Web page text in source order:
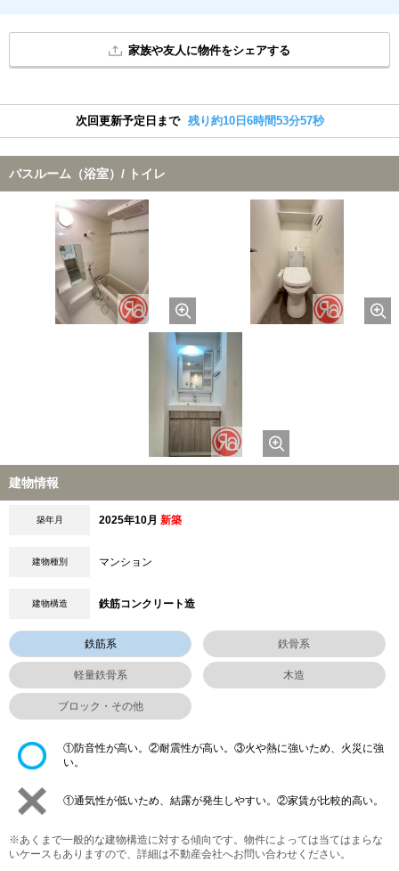
家族や友人に物件をシェアする
次回更新予定日まで 残り約10日6時間53分56秒
バスルーム（浴室）/ トイレ
建物情報
築年月 2025年10月 新築
建物種別 マンション
建物構造 鉄筋コンクリート造
鉄筋系 鉄骨系
軽量鉄骨系 木造
ブロック・その他
①防音性が高い。②耐震性が高い。③火や熱に強いため、火災に強
い。
①通気性が低いため、結露が発生しやすい。②家賃が比較的高い。
※あくまで一般的な建物構造に対する傾向です。物件によっては当てはまらな
いケースもありますので、詳細は不動産会社へお問い合わせください。